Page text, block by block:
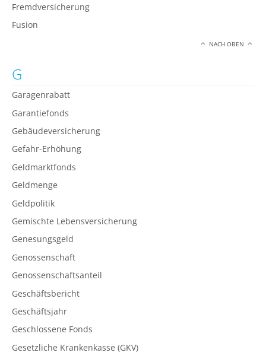
Fremdversicherung
Fusion
NACH OBEN
G
Garagenrabatt
Garantiefonds
Gebäudeversicherung
Gefahr-Erhöhung
Geldmarktfonds
Geldmenge
Geldpolitik
Gemischte Lebensversicherung
Genesungsgeld
Genossenschaft
Genossenschaftsanteil
Geschäftsbericht
Geschäftsjahr
Geschlossene Fonds
Gesetzliche Krankenkasse (GKV)